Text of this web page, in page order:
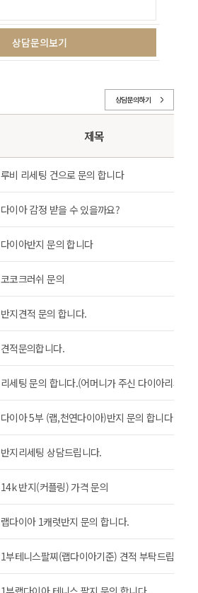
상담문의하기
제목
루비 리세팅 건으로 문의 합니다
다이아 감정 받을 수 있을까요?
다이아반지 문의 합니다
코코크러쉬 문의
반지견적 문의 합니다.
견적문의합니다.
리세팅 문의 합니다.(어머니가 주신 다이아리세팅
다이아 5부 (랩,천연다이아)반지 문의 합니다
반지리세팅 상담드립니다.
14k 반지(커플링) 가격 문의
랩다이아 1캐럿반지 문의 합니다.
1부테니스팔찌(랩다이아기준) 견적 부탁드립니다.